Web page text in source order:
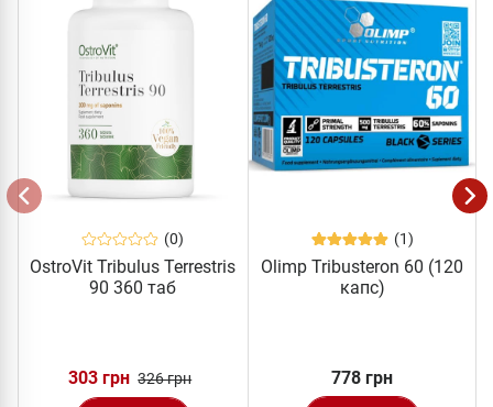
(0)
OstroVit Tribulus Terrestris
90 360 таб
303 грн 326 грн
(1)
Olimp Tribusteron 60 (120
капс)
778 грн